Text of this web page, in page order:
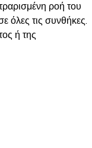
ροή του
όλες τις συνθήκες.
ή της